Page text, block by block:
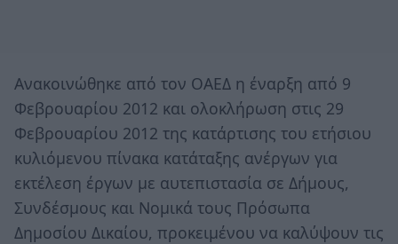
Ανακοινώθηκε από τον ΟΑΕΔ η έναρξη από 9
Φεβρουαρίου 2012 και ολοκλήρωση στις 29
Φεβρουαρίου 2012 της κατάρτισης του ετήσιου
κυλιόμενου πίνακα κατάταξης ανέργων για
εκτέλεση έργων με αυτεπιστασία σε Δήμους,
Συνδέσμους και Νομικά τους Πρόσωπα
Δημοσίου Δικαίου, προκειμένου να καλύψουν τις